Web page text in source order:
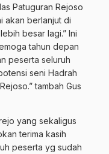
Patuguran Rejoso
akan berlanjut di
besar lagi.” Ini
tahun depan
peserta seluruh
seni Hadrah
tambah Gus
yang sekaligus
terima kasih
peserta yg sudah